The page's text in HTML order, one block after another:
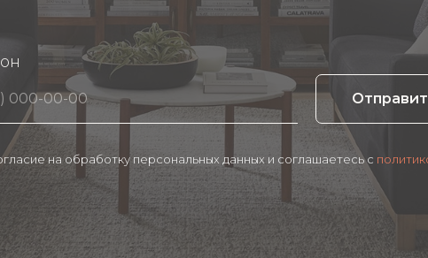
на обработку персональных данных и соглашаетесь c